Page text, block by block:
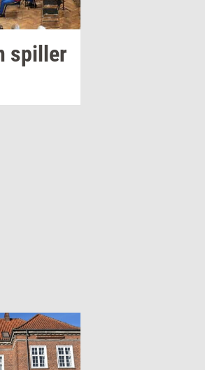
spil­ler